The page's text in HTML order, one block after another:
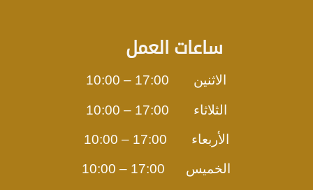
ساعات العمل
الاثنين 17:00 – 10:00
الثلاثاء 17:00 – 10:00
الأربعاء 17:00 – 10:00
الخميس 17:00 – 10:00